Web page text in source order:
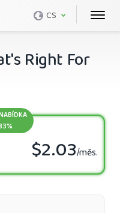
CS
Right For
$2.03/měs.